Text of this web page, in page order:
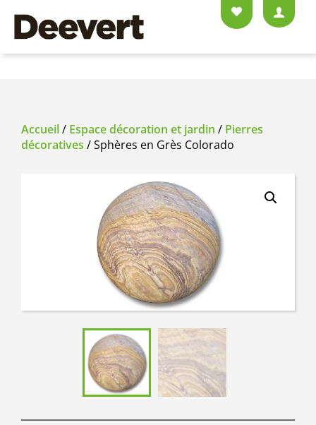
Accueil/ Espace décoration et jardin / Pierres
décoratives / Sphères en Grès Colorado